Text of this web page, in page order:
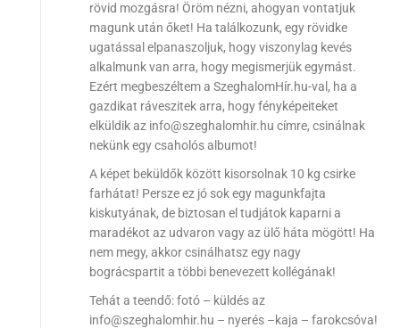
rövid mozgásra! Öröm nézni, ahogyan vontatjuk
magunk után őket! Ha találkozunk, egy rövidke
ugatással elpanaszoljuk, hogy viszonylag kevés
alkalmunk van arra, hogy megismerjük egymást.
Ezért megbeszéltem a SzeghalomHír.hu-val, ha a
gazdikat ráveszitek arra, hogy fényképeiteket
elküldik az info@szeghalomhir.hu címre, csinálnak
nekünk egy csaholós albumot!
A képet beküldők között kisorsolnak 10 kg csirke
farhátat! Persze ez jó sok egy magunkfajta
kiskutyának, de biztosan el tudjátok kaparni a
maradékot az udvaron vagy az ülő háta mögött! Ha
nem megy, akkor csinálhatsz egy nagy
bográcspartit a többi benevezett kollégának!
Tehát a teendő: fotó – küldés az
info@szeghalomhir.hu – nyerés –kaja – farokcsóva!